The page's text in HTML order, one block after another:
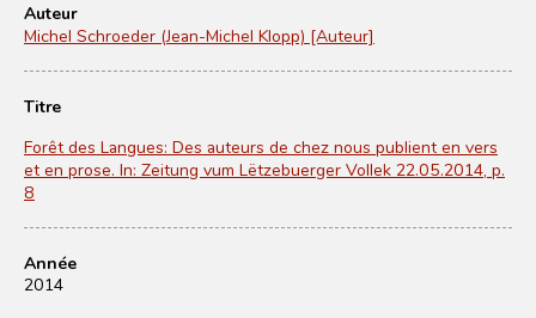
Auteur
Michel Schroeder (Jean-Michel Klopp) [Auteur]
Titre
Forêt des Langues: Des auteurs de chez nous publient en vers
et en prose. In: Zeitung vum Lëtzebuerger Vollek 22.05.2014, p.
8
Année
2014